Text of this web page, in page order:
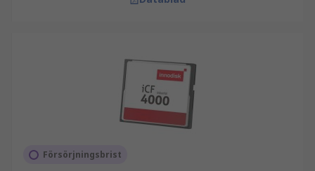
Försörjningsbrist